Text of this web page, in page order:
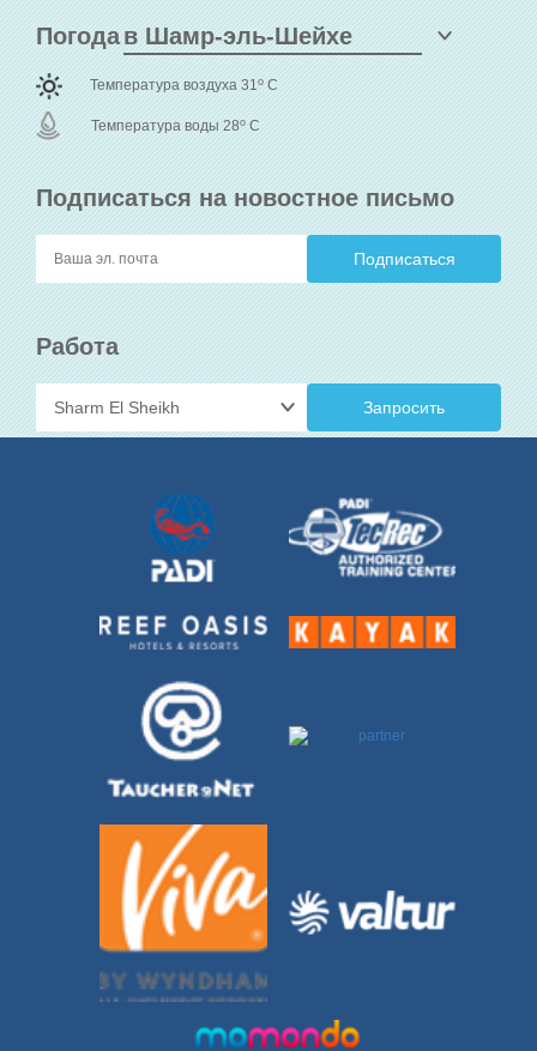
Подписаться на новостное письмо
Работа
Запросить
Погода
Температура воздуха 31o C
Температура воды 28o C